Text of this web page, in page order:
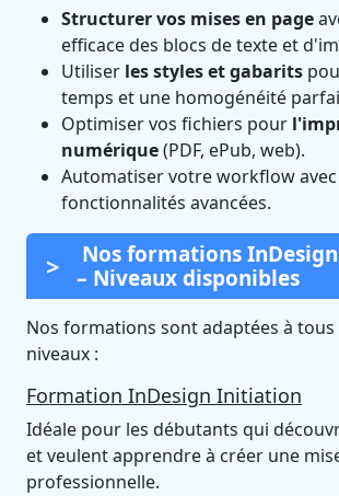
Structurer vos mises en page
efficace des blocs de texte et
Utiliser les styles et gabarits
temps et une homogénéité
Optimiser vos fichiers pour
numérique(PDF, ePub, web).
Automatiser votre workflow avec
fonctionnalités avancées.
Nos formations
– Niveaux disponibles
Nos formations sont adaptées à
niveaux :
Formation InDesign Initiation
Idéale pour les débutants qui
et veulent apprendre à créer une
professionnelle.